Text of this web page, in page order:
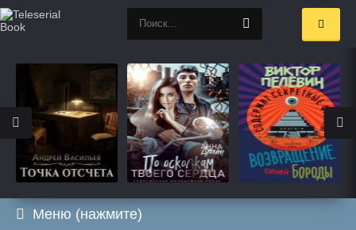
Меню (нажмите)